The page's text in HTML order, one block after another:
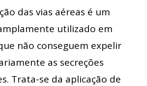
das vias aéreas é um
utilizado em
não conseguem expelir
as secreções
Trata-se da aplicação de